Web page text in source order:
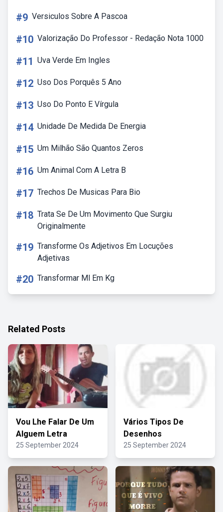
#9 Versiculos Sobre A Pascoa
#10 Valorização Do Professor - Redação Nota 1000
#11 Uva Verde Em Ingles
#12 Uso Dos Porquês 5 Ano
#13 Uso Do Ponto E Vírgula
#14 Unidade De Medida De Energia
#15 Um Milhão São Quantos Zeros
#16 Um Animal Com A Letra B
#17 Trechos De Musicas Para Bio
#18 Trata Se De Um Movimento Que Surgiu
Originalmente
#19 Transforme Os Adjetivos Em Locuções
Adjetivas
#20 Transformar Ml Em Kg
Related Posts
Vou Lhe Falar De Um
Alguem Letra
25 September 2024
Vários Tipos De
Desenhos
25 September 2024